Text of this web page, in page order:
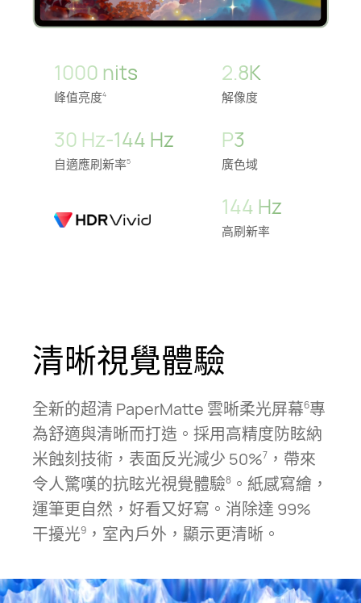
1000 nits
峰值亮度4
2.8K
解像度
30 Hz-144 Hz
自適應刷新率5
144 Hz
高刷新率
P3
廣色域
清晰視覺體⁠驗
全新的超清 PaperMatte 雲晰柔光屏幕6專
為舒適與清晰而打造。採用高精度防眩納
米蝕刻技術，表面反光減少 50%7，帶來
令人驚嘆的抗眩光視覺體驗8 。紙感寫繪，
運筆更自然，好看又好寫。消除達 99%
干擾光⁠9⁠， 室內戶外，顯示更清⁠晰。